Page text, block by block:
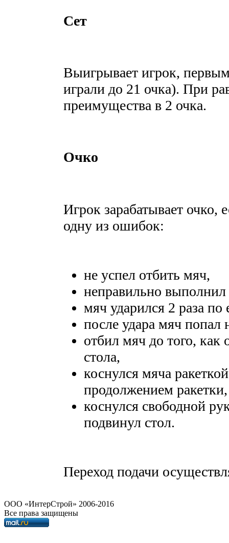
Сет
Выигрывает игрок,
играли до 21 очка). При
преимущества в 2 очка.
Очко
Игрок зарабатывает очко,
одну из ошибок:
не успел отбить мяч,
неправильно выполнил
мяч ударился 2 раза по
после удара мяч попал
отбил мяч до того, как
стола,
коснулся мяча
продолжением ракетки,
коснулся свободной
подвинул стол.
Переход подачи
OOO «ИнтерСтрой» 2006-2016
Все права защищены